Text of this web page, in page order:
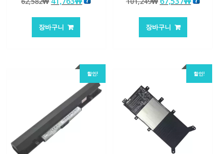
로 평가됨
가
격:
장바구니
로 평가됨
가
격:
장바구니
할인! 할인!